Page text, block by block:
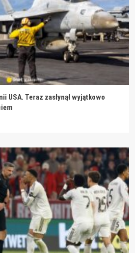
USA. Teraz zasłynął wyjątkowo